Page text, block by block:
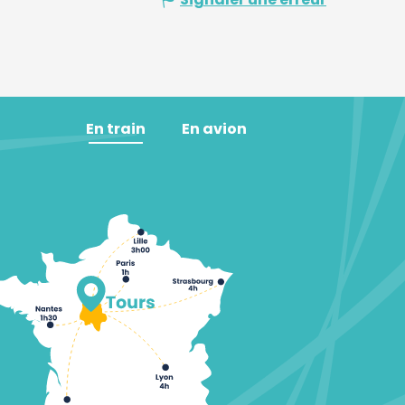
En train En avion